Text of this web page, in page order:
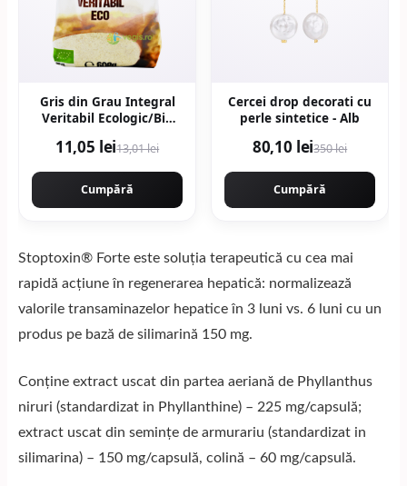
Gris din Grau Integral
Veritabil Ecologic/Bio
11,05 lei13,01 lei
Cumpără
Cercei drop decorati cu
perle sintetice - Alb
80,10 lei350 lei
Cumpără
Stoptoxin® Forte este soluția terapeutică cu cea mai
rapidă acțiune în regenerarea hepatică: normalizează
valorile transaminazelor hepatice în 3 luni vs. 6 luni cu un
produs pe bază de silimarină 150 mg.
Conţine extract uscat din partea aeriană de Phyllanthus
niruri (standardizat in Phyllanthine) – 225 mg/capsulă;
extract uscat din seminţe de armurariu (standardizat in
silimarina) – 150 mg/capsulă, colină – 60 mg/capsulă.